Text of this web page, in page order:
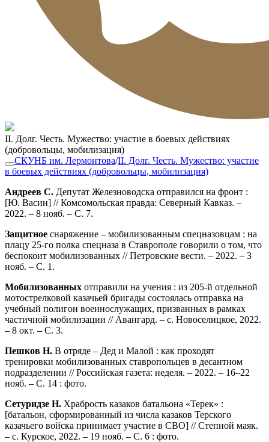
II. Долг. Честь. Мужество: участие в боевых действиях
(добровольцы, мобилизация)
СКУНБ им. Лермонтова/II. Долг. Честь. Мужество: участие
в боевых действиях (добровольцы, мобилизация)
Андреев С. Депутат Железноводска отправился на фронт :
[Ю. Васин] // Комсомольская правда: Северный Кавказ. –
2022. – 8 нояб. – С. 7.
Защитное снаряжение – мобилизованным спецназовцам : на
плацу 25-го полка спецназа в Ставрополе говорили о том, что
беспокоит мобилизованных // Петровские вести. – 2022. – 3
нояб. – С. 1.
Мобилизованных отправили на учения : из 205-й отдельной
мотострелковой казачьей бригады состоялась отправка на
учебный полигон военнослужащих, призванных в рамках
частичной мобилизации // Авангард. – с. Новоселицкое, 2022.
– 8 окт. – С. 3.
Пешков Н. В отряде – Дед и Малой : как проходят
тренировки мобилизованных ставропольцев в десантном
подразделении // Российская газета: неделя. – 2022. – 16–22
нояб. – С. 14 : фото.
Сетуридзе Н. Храбрость казаков батальона «Терек» :
[батальон, сформированный из числа казаков Терского
казачьего войска принимает участие в СВО] // Степной маяк.
– с. Курское, 2022. – 19 нояб. – С. 6 : фото.